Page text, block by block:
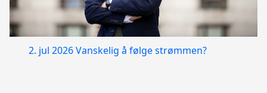
2. jul 2026Vanskelig å følge strømmen?